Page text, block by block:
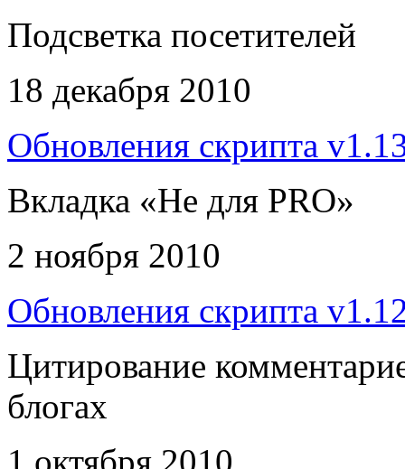
Подсветка посетителей
18 декабря 2010
Обновления скрипта
Вкладка «Не для PRO»
2 ноября 2010
Обновления скрипта
Цитирование
блогах